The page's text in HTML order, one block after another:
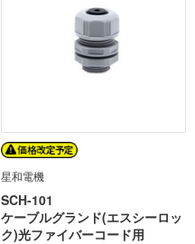
星和電機
SCH-101
ケーブルグランド(エスシーロッ
ク)光ファイバーコード用